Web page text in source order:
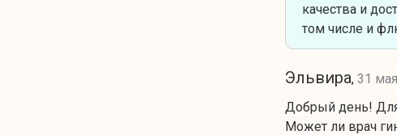
качества и
том числе и
Эльвира, 31
Добрый день! Для
Может ли врач